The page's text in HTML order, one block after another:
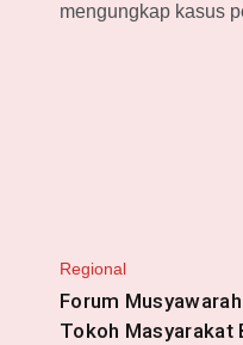
mengungkap kasus
Regional
Forum
Tokoh Masyarakat